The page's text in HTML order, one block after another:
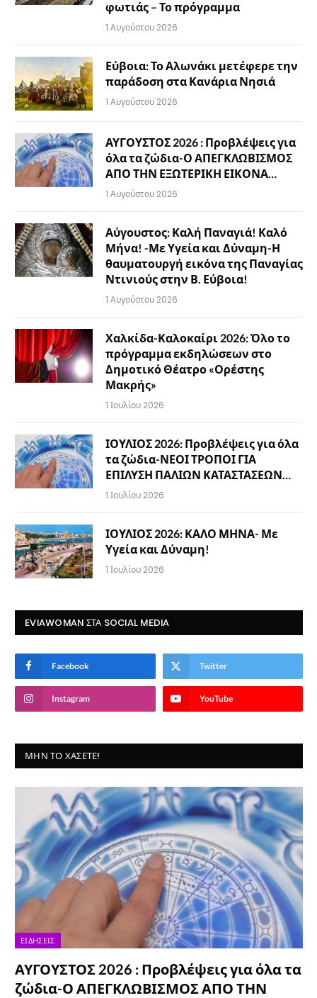
φωτιάς – Το πρόγραμμα
1 Αυγούστου 2026
Εύβοια: Το Αλωνάκι μετέφερε την
παράδοση στα Κανάρια Νησιά
1 Αυγούστου 2026
ΑΥΓΟΥΣΤΟΣ 2026 : Προβλέψεις για
όλα τα ζώδια-Ο ΑΠΕΓΚΛΩΒΙΣΜΟΣ
ΑΠΟ ΤΗΝ ΕΞΩΤΕΡΙΚΗ ΕΙΚΟΝΑ…
1 Αυγούστου 2026
Αύγουστος: Καλή Παναγιά! Καλό
Μήνα! -Με Υγεία και Δύναμη-Η
θαυματουργή εικόνα της Παναγίας
Ντινιούς στην Β. Εύβοια!
1 Αυγούστου 2026
Χαλκίδα-Καλοκαίρι 2026: Όλο το
πρόγραμμα εκδηλώσεων στο
Δημοτικό Θέατρο «Ορέστης
Μακρής»
1 Ιουλίου 2026
ΙΟΥΛΙΟΣ 2026: Προβλέψεις για όλα
τα ζώδια-ΝΕΟΙ ΤΡΟΠΟΙ ΓΙΑ
ΕΠΙΛΥΣΗ ΠΑΛΙΩΝ ΚΑΤΑΣΤΑΣΕΩΝ…
1 Ιουλίου 2026
ΙΟΥΛΙΟΣ 2026: ΚΑΛΟ ΜΗΝΑ- Με
Υγεία και Δύναμη!
1 Ιουλίου 2026
EVIAWOMAN ΣΤΑ SOCIAL MEDIA
Facebook Twitter
Instagram YouTube
ΜΗΝ ΤΟ ΧΆΣΕΤΕ!
ΕΙΔΉΣΕΙΣ
ΑΥΓΟΥΣΤΟΣ 2026 : Προβλέψεις για όλα τα
ζώδια-Ο ΑΠΕΓΚΛΩΒΙΣΜΟΣ ΑΠΟ ΤΗΝ